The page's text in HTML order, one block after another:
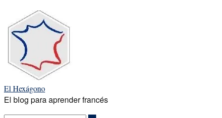
contenido
El Hexágono
El blog para aprender francés